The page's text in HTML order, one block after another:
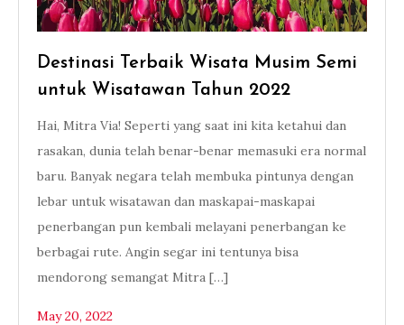
Destinasi Terbaik Wisata Musim Semi
untuk Wisatawan Tahun 2022
Hai, Mitra Via! Seperti yang saat ini kita ketahui dan
rasakan, dunia telah benar-benar memasuki era normal
baru. Banyak negara telah membuka pintunya dengan
lebar untuk wisatawan dan maskapai-maskapai
penerbangan pun kembali melayani penerbangan ke
berbagai rute. Angin segar ini tentunya bisa
mendorong semangat Mitra […]
May 20, 2022